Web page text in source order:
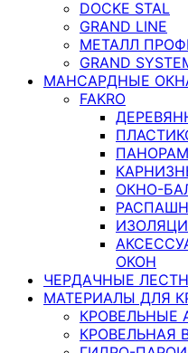
DOCKE STAL
GRAND LINE
МЕТАЛЛ
GRAND
МАНСАРДНЫЕ
FAKRO
ОКНО-
ОКОН
ЧЕРДАЧНЫЕ
МАТЕРИАЛЫ ДЛЯ
КРОВЕЛЬНЫЕ
КРОВЕЛЬНАЯ